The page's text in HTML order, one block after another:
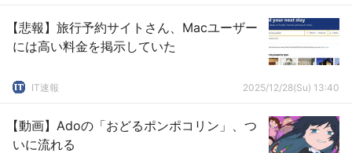
【悲報】旅行予約サイトさん、Macユーザー
には高い料金を掲示していた
IT速報 2025/12/28(Su) 13:40
【動画】Adoの「おどるポンポコリン」、つ
いに流れる